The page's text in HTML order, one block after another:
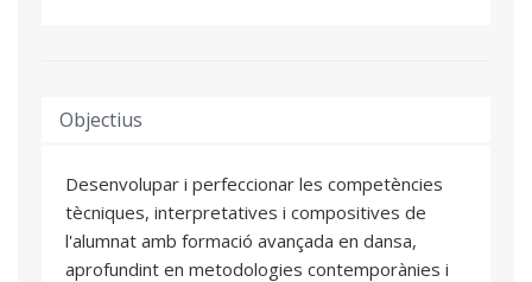
Objectius
Desenvolupar i perfeccionar les competències
tècniques, interpretatives i compositives de
l'alumnat amb formació avançada en dansa,
aprofundint en metodologies contemporànies i